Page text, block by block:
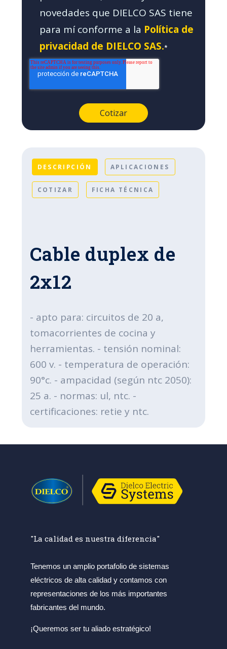
novedades que DIELCO SAS tiene
para mí conforme a la Política de
privacidad de DIELCO SAS.*
DESCRIPCIÓN APLICACIONES
COTIZAR FICHA TÉCNICA
Cable duplex de
2x12
- apto para: circuitos de 20 a,
tomacorrientes de cocina y
herramientas. - tensión nominal:
600 v. - temperatura de operación:
90°c. - ampacidad (según ntc 2050):
25 a. - normas: ul, ntc. -
certificaciones: retie y ntc.
"La calidad es nuestra diferencia"
Tenemos un amplio portafolio de sistemas
eléctricos de alta calidad y contamos con
representaciones de los más importantes
fabricantes del mundo.
¡Queremos ser tu aliado estratégico!